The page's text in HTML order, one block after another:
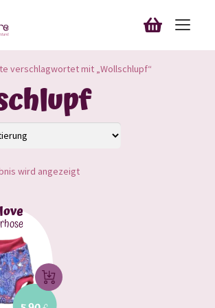
verschlagwortet mit „Wollschlupf“
wird angezeigt